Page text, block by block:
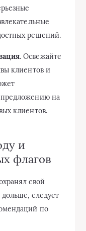
решений.
. Освежайте
клиентов и
предложению на
клиентов.
и
флагов
свой
следует
по